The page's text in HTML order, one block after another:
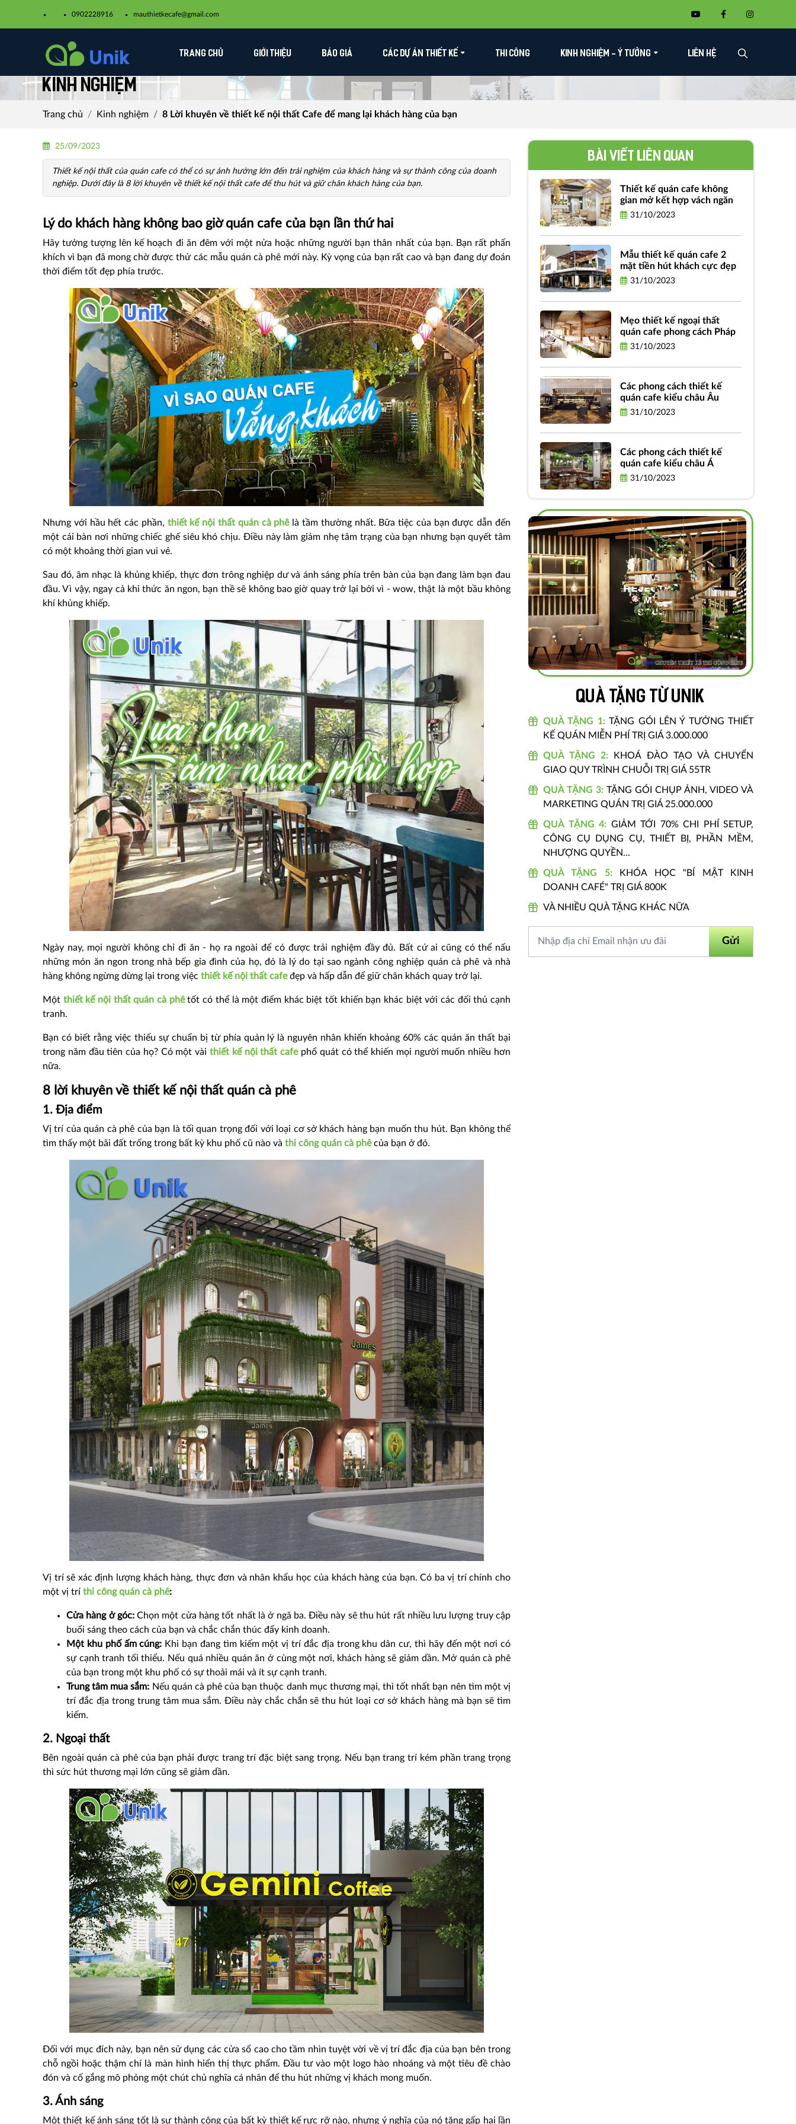
0902228916 mauthietkecafe@gmail.com​
TRANG CHỦ GIỚI THIỆU BÁO GIÁ CÁC DỰ ÁN THIẾT KẾ THI CÔNG KINH NGHIỆM - Ý TƯỞNG LIÊN HỆ
Kinh nghiệm
Trang chủ Kinh nghiệm 8 Lời khuyên về thiết kế nội thất Cafe để mang lại khách hàng của bạn
25/09/2023
Thiết kế nội thất của quán cafe có thể có sự ảnh hưởng lớn đến trải nghiệm của khách hàng và sự thành công của doanh
nghiệp. Dưới đây là 8 lời khuyên về thiết kế nội thất cafe để thu hút và giữ chân khách hàng của bạn.
Lý do khách hàng không bao giờ quán cafe của bạn lần thứ hai
Hãy tưởng tượng lên kế hoạch đi ăn đêm với một nửa hoặc những người bạn thân nhất của bạn. Bạn rất phấn
khích vì bạn đã mong chờ được thử các mẫu quán cà phê mới này. Kỳ vọng của bạn rất cao và bạn đang dự đoán
thời điểm tốt đẹp phía trước.
Nhưng với hầu hết các phần, thiết kế nội thất quán cà phêlà tầm thường nhất. Bữa tiệc của bạn được dẫn đến
một cái bàn nơi những chiếc ghế siêu khó chịu. Điều này làm giảm nhẹ tâm trạng của bạn nhưng bạn quyết tâm
có một khoảng thời gian vui vẻ.
Sau đó, âm nhạc là khủng khiếp, thực đơn trông nghiệp dư và ánh sáng phía trên bàn của bạn đang làm bạn đau
đầu. Vì vậy, ngay cả khi thức ăn ngon, bạn thề sẽ không bao giờ quay trở lại bởi vì - wow, thật là một bầu không
khí khủng khiếp.
Ngày nay, mọi người không chỉ đi ăn - họ ra ngoài để có được trải nghiệm đầy đủ. Bất cứ ai cũng có thể nấu
những món ăn ngon trong nhà bếp gia đình của họ, đó là lý do tại sao ngành công nghiệp quán cà phê và nhà
hàng không ngừng dừng lại trong việc thiết kế nội thất cafeđẹp và hấp dẫn để giữ chân khách quay trở lại.
Một thiết kế nội thất quán cà phêtốt có thể là một điểm khác biệt tốt khiến bạn khác biệt với các đối thủ cạnh
tranh.
Bạn có biết rằng việc thiếu sự chuẩn bị từ phía quản lý là nguyên nhân khiến khoảng 60% các quán ăn thất bại
trong năm đầu tiên của họ? Có một vàithiết kế nội thất cafephổ quát có thể khiến mọi người muốn nhiều hơn
nữa.
8 lời khuyên về thiết kế nội thất quán cà phê
1. Địa điểm
Vị trí của quán cà phê của bạn là tối quan trọng đối với loại cơ sở khách hàng bạn muốn thu hút. Bạn không thể
tìm thấy một bãi đất trống trong bất kỳ khu phố cũ nào và thi công quán cà phêcủa bạn ở đó.
Vị trí sẽ xác định lượng khách hàng, thực đơn và nhân khẩu học của khách hàng của bạn. Có ba vị trí chính cho
một vị trí thi công quán cà phê:
Cửa hàng ở góc:Chọn một cửa hàng tốt nhất là ở ngã ba. Điều này sẽ thu hút rất nhiều lưu lượng truy cập
buổi sáng theo cách của bạn và chắc chắn thúc đẩy kinh doanh.
Một khu phố ấm cúng: Khi bạn đang tìm kiếm một vị trí đắc địa trong khu dân cư, thì hãy đến một nơi có
sự cạnh tranh tối thiểu. Nếu quá nhiều quán ăn ở cùng một nơi, khách hàng sẽ giảm dần. Mở quán cà phê
của bạn trong một khu phố có sự thoải mái và ít sự cạnh tranh.
Trung tâm mua sắm: Nếu quán cà phê của bạn thuộc danh mục thương mại, thì tốt nhất bạn nên tìm một vị
trí đắc địa trong trung tâm mua sắm. Điều này chắc chắn sẽ thu hút loại cơ sở khách hàng mà bạn sẽ tìm
kiếm.
2. Ngoại thất
Bên ngoài quán cà phê của bạn phải được trang trí đặc biệt sang trọng. Nếu bạn trang trí kém phần trang trọng
thì sức hút thương mại lớn cũng sẽ giảm dần.
Đối với mục đích này, bạn nên sử dụng các cửa sổ cao cho tầm nhìn tuyệt vời về vị trí đắc địa của bạn bên trong
chỗ ngồi hoặc thậm chí là màn hình hiển thị thực phẩm. Đầu tư vào một logo hào nhoáng và một tiêu đề chào
đón và cố gắng mô phỏng một chút chủ nghĩa cá nhân để thu hút những vị khách mong muốn.
3. Ánh sáng
Một thiết kế ánh sáng tốt là sự thành công của bất kỳ thiết kế rực rỡ nào, nhưng ý nghĩa của nó tăng gấp hai lần
Bài viết liên quan
Thiết kế quán cafe không
gian mở kết hợp vách ngăn
31/10/2023
Mẫu thiết kế quán cafe 2
mặt tiền hút khách cực đẹp
31/10/2023
Mẹo thiết kế ngoại thất
quán cafe phong cách Pháp
31/10/2023
Các phong cách thiết kế
quán cafe kiểu châu Âu
31/10/2023
Các phong cách thiết kế
quán cafe kiểu châu Á
31/10/2023
Quà tặng từ unik
QUÀ TẶNG 1:TẶNG GÓI LÊN Ý TƯỞNG THIẾT
KẾ QUÁN MIỄN PHÍ TRỊ GIÁ 3.000.000
QUÀ TẶNG 2:
KHOÁ ĐÀO TẠO VÀ CHUYỂN
GIAO QUY TRÌNH CHUỖI TRỊ GIÁ 55TR
QUÀ TẶNG 3: TẶNG GÓI CHỤP ẢNH, VIDEO VÀ
MARKETING QUÁN TRỊ GIÁ 25.000.000
QUÀ TẶNG 4: GIẢM TỚI 70% CHI PHÍ SETUP,
CÔNG CỤ DỤNG CỤ, THIẾT BỊ, PHẦN MỀM,
NHƯỢNG QUYỀN...
QUÀ TẶNG 5:
KHÓA HỌC "BÍ MẬT KINH
DOANH CAFÉ" TRỊ GIÁ 800K
VÀ NHIỀU QUÀ TẶNG KHÁC NỮA
Gửi